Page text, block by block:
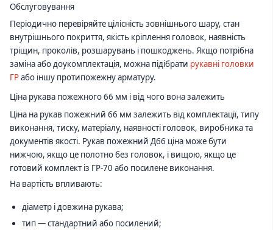
Обслуговування
Періодично перевіряйте цілісність зовнішнього шару, стан
внутрішнього покриття, якість кріплення головок, наявність
тріщин, проколів, розшарувань і пошкоджень. Якщо потрібна
заміна або доукомплектація, можна підібрати рукавні головки
ГРабо іншу протипожежну арматуру.
Ціна рукава пожежного 66 мм і від чого вона залежить
Ціна на рукав пожежний 66 мм залежить від комплектації, типу
виконання, тиску, матеріалу, наявності головок, виробника та
документів якості. Рукав пожежний Д66 ціна може бути
нижчою, якщо це полотно без головок, і вищою, якщо це
готовий комплект із ГР-70 або посилене виконання.
На вартість впливають:
діаметр і довжина рукава;
тип — стандартний або посилений;